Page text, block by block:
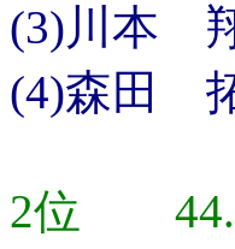
(3)川本
(4)森田
2位